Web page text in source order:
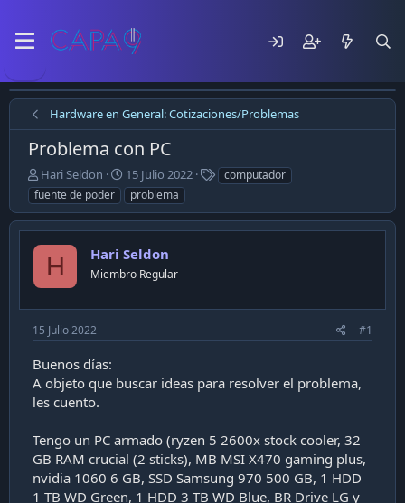
Hardware en General: Cotizaciones/Problemas
Problema con PC
E
m
p
e
l
m
Hari Seldon
F
e
c
h
d
e
a
n
15 Julio 2022
T
a
s
computador
fuente de poder
problema
H Hari Seldon
Miembro Regular
15 Julio 2022 #1
Buenos días:
A objeto que buscar ideas para resolver el problema,
les cuento.
Tengo un PC armado (ryzen 5 2600x stock cooler, 32
GB RAM crucial (2 sticks), MB MSI X470 gaming plus,
nvidia 1060 6 GB, SSD Samsung 970 500 GB, 1 HDD
1 TB WD Green, 1 HDD 3 TB WD Blue, BR Drive LG y